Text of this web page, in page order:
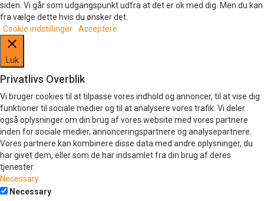
siden. Vi går som udgangspunkt udfra at det er ok med dig. Men du kan
fra vælge dette hvis du ønsker det.
Cookie indstillinger
Acceptere
Luk
Privatlivs Overblik
Vi bruger cookies til at tilpasse vores indhold og annoncer, til at vise dig
funktioner til sociale medier og til at analysere vores trafik. Vi deler
også oplysninger om din brug af vores website med vores partnere
inden for sociale medier, annonceringspartnere og analysepartnere.
Vores partnere kan kombinere disse data med andre oplysninger, du
har givet dem, eller som de har indsamlet fra din brug af deres
tjenester.
Necessary
Necessary